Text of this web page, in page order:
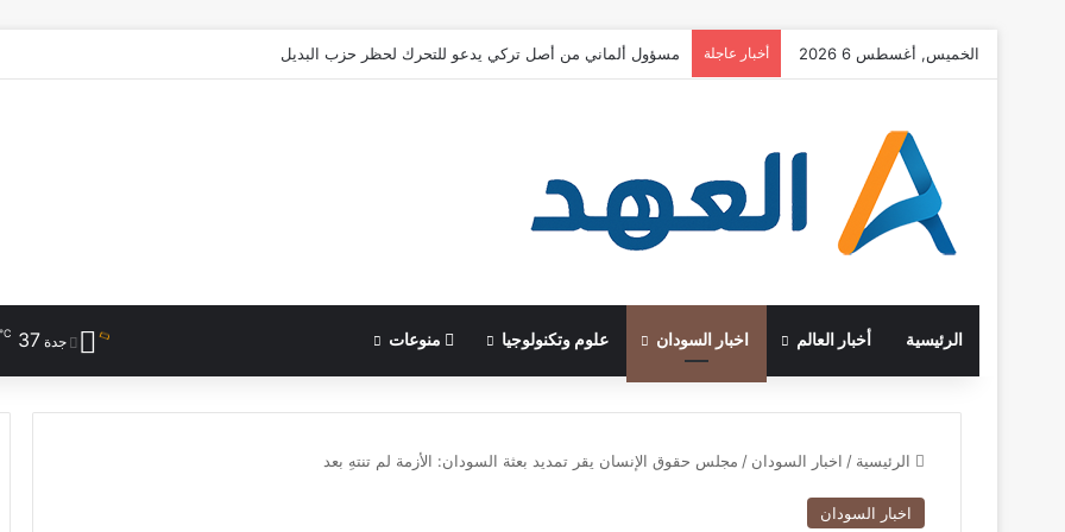
الخميس, أغسطس 6 2026 أخبار عاجلة مسؤول ألماني من أصل تركي يدعو للتحرك لحظر حزب البديل
الرئيسية أخبار العالم اخبار السودان علوم وتكنولوجيا منوعات جدة 37
℃
الرئيسية / اخبار السودان / مجلس حقوق الإنسان يقر تمديد بعثة السودان: الأزمة لم تنتهِ بعد
اخبار السودان